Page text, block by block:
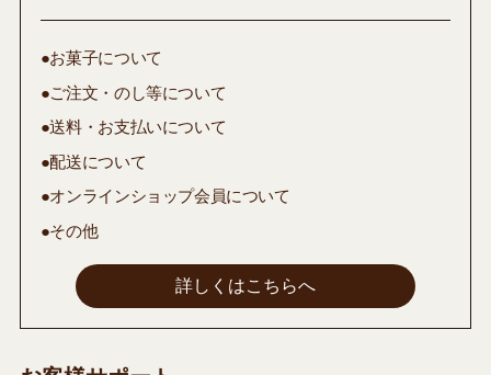
●お菓子について
●ご注文・のし等について
●送料・お支払いについて
●配送について
●オンラインショップ会員について
●その他
詳しくはこちらへ